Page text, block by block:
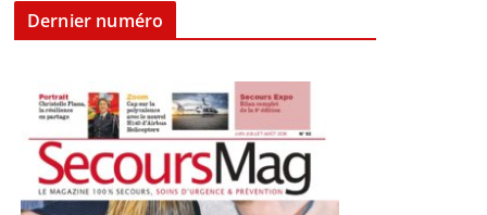
Dernier numéro